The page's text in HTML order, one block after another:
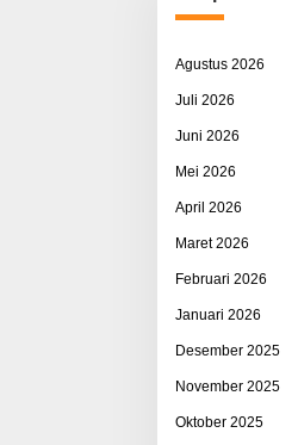
Agustus 2026
Juli 2026
Juni 2026
Mei 2026
April 2026
Maret 2026
Februari 2026
Januari 2026
Desember 2025
November 2025
Oktober 2025